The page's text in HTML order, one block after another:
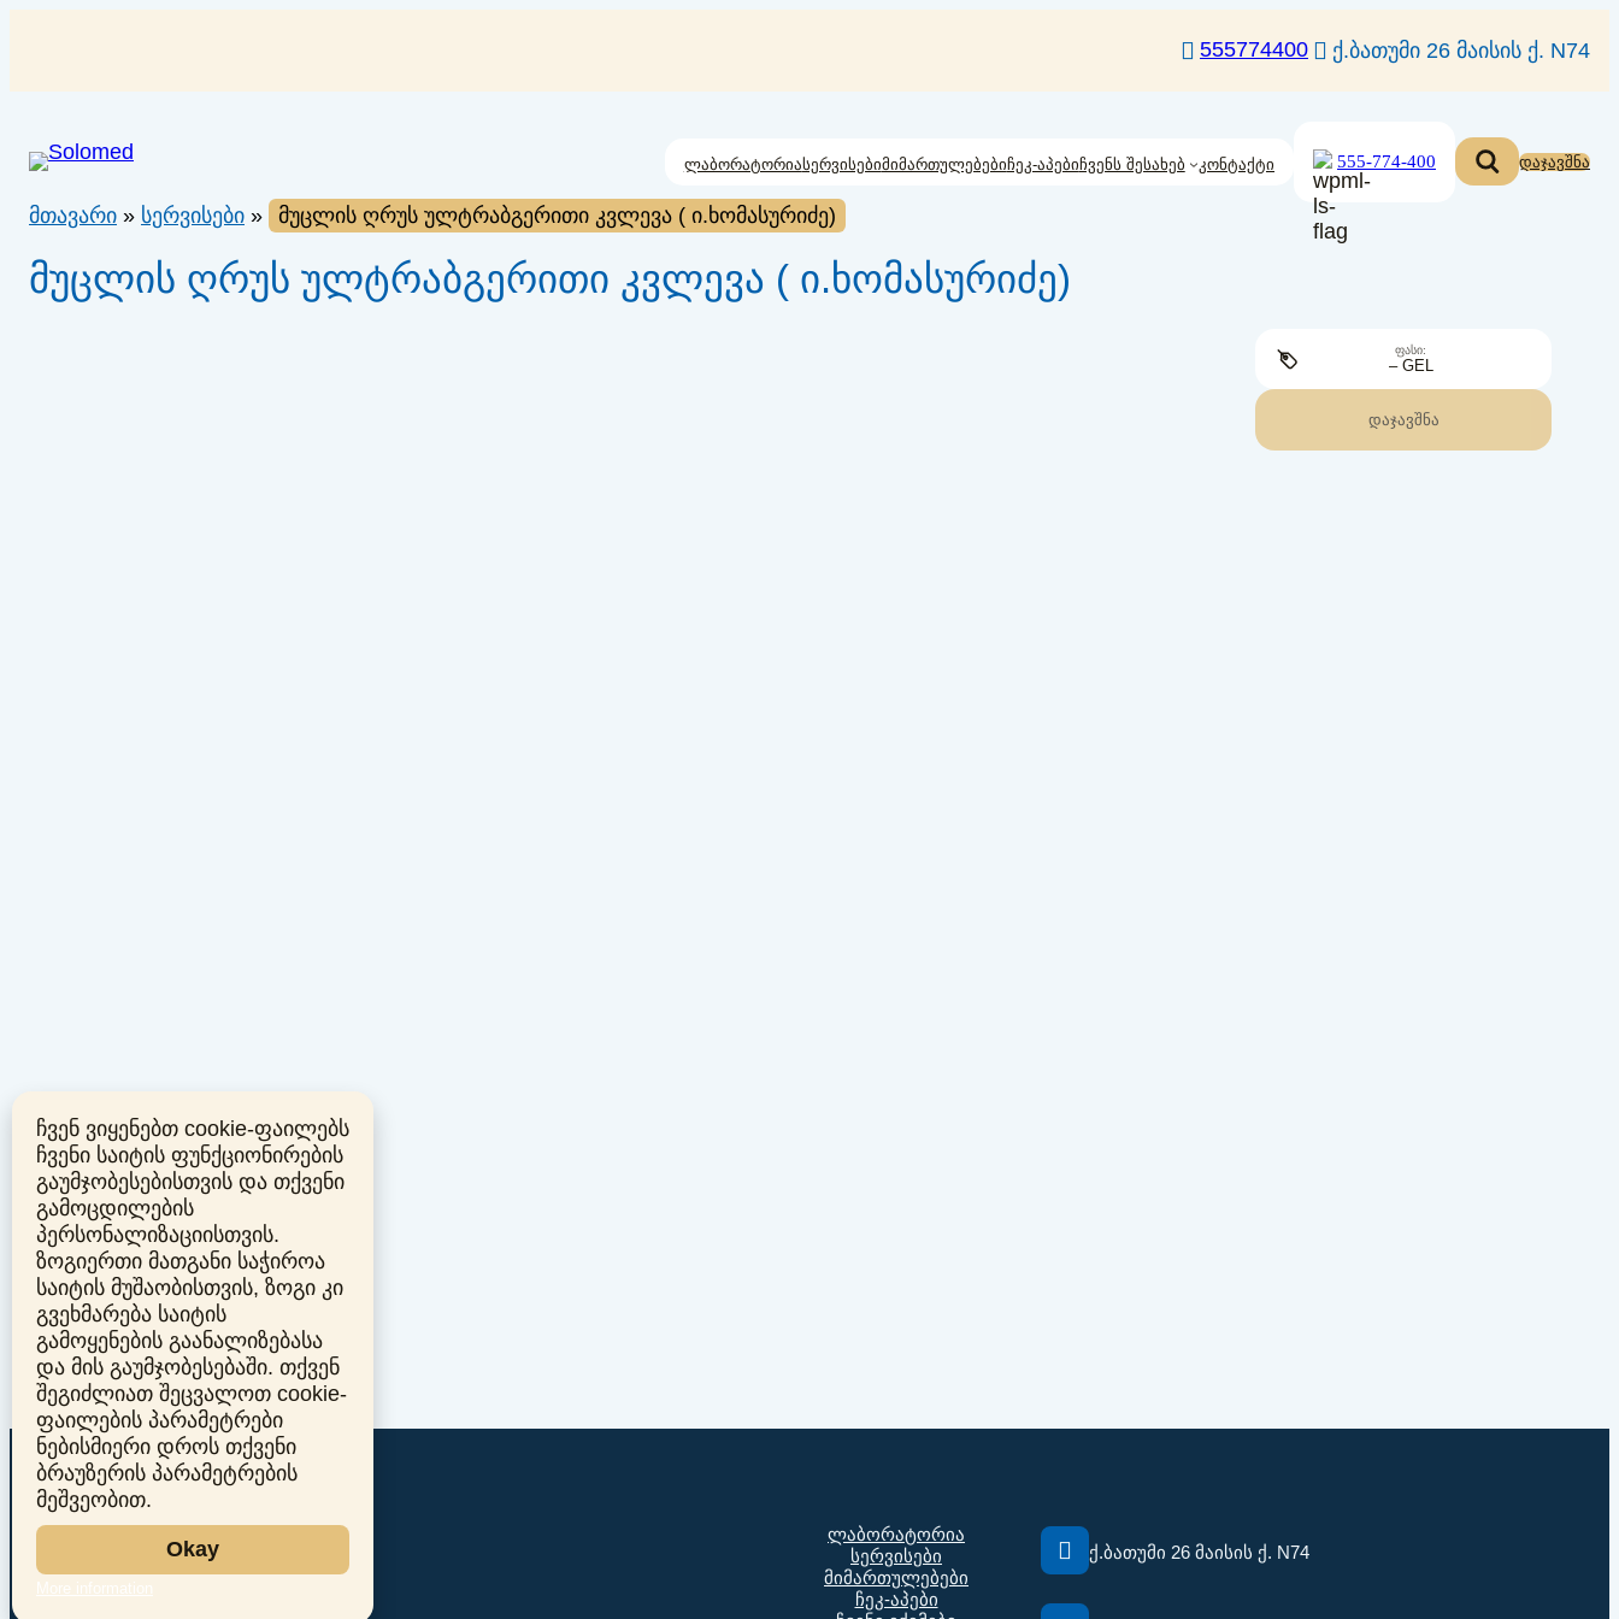
555774400 ქ.ბათუმი 26 მაისის ქ. N74
ლაბორატორიასერვისებიმიმართულებებიჩეკ-აპებიჩვენს შესახებ კონტაქტი 555-774-400 დაჯავშნა
მთავარი » სერვისები » მუცლის ღრუს ულტრაბგერითი კვლევა ( ი.ხომასურიძე)
მუცლის ღრუს ულტრაბგერითი კვლევა ( ი.ხომასურიძე)
ᲤᲐᲡᲘ:
– GEL
ᲓᲐᲯᲐᲕᲨᲜᲐ
ლაბორატორია
სერვისები
მიმართულებები
ჩეკ-აპები
ქ.ბათუმი 26 მაისის ქ. N74
ჩვენ ვიყენებთ cookie-ფაილებს
ჩვენი საიტის ფუნქციონირების
გაუმჯობესებისთვის და თქვენი
გამოცდილების
პერსონალიზაციისთვის.
ზოგიერთი მათგანი საჭიროა
საიტის მუშაობისთვის, ზოგი კი
გვეხმარება საიტის
გამოყენების გაანალიზებასა
და მის გაუმჯობესებაში. თქვენ
შეგიძლიათ შეცვალოთ cookie-
ფაილების პარამეტრები
ნებისმიერი დროს თქვენი
ბრაუზერის პარამეტრების
მეშვეობით.
Okay
More information